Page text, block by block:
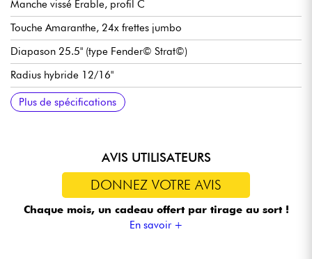
Manche vissé Erable, profil C
Touche Amaranthe, 24x frettes jumbo
Diapason 25.5" (type Fender© Strat©)
Radius hybride 12/16"
Largeur manche 1er frette 42.86 mm
Set de micros double bobinage Jackson High-Output
Humbucking
Volume
Tonalité
Sélecteur micros 3x positions
Chevalet / vibrato traditionnel Jackson2-Point Fulcrum
Tremolo
Mécaniques Jackson bain d'huile
Finition corps brillant
Finition manche satin
Plus de spécifications
AVIS UTILISATEURS
DONNEZ VOTRE AVIS
Chaque mois, un cadeau offert par tirage au sort !
En savoir +